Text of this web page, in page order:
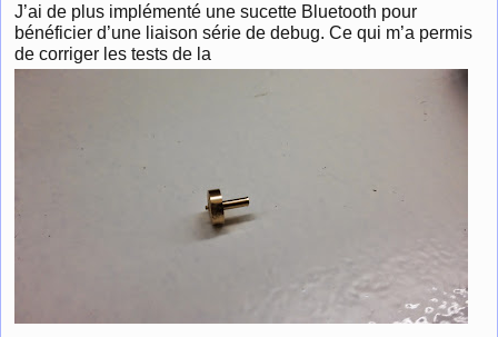
J’ai de plus implémenté une sucette Bluetooth pour
bénéficier d’une liaison série de debug. Ce qui m’a permis
de corriger les tests de la